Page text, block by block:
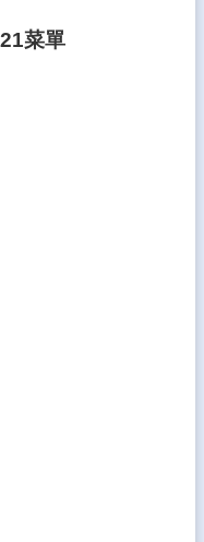
菜單